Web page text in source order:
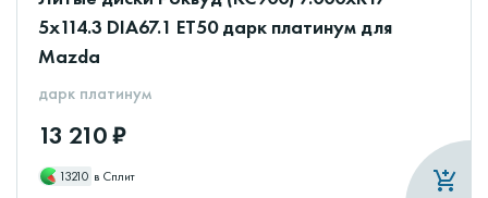
5x114.3 DIA67.1 ET50 дарк платинум для
Mazda
дарк платинум
13 210 ₽
13210 в Сплит